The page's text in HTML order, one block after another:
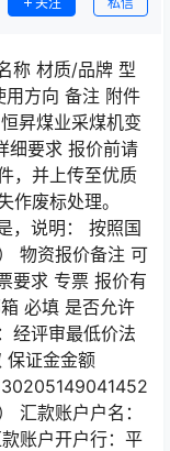
称 材质/品牌 型
用方向 备注 附件
昇煤业采煤机变
细要求 报价前请
，并上传至优质
作废标处理。
，说明： 按照国
物资报价备注 可
要求 专票 报价有
必填 是否允许
经评审最低价法
保证金金额
30205149041452
汇款账户户名：
账户开户行：平